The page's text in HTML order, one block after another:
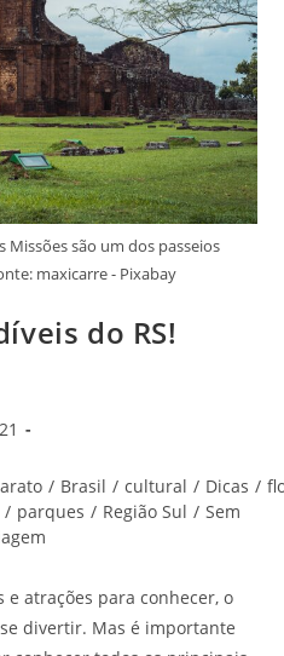
Missões são um dos passeios
maxicarre - Pixabay
do RS!
/ Brasil / cultural / Dicas /
/ parques / Região Sul / Sem
atrações para conhecer, o
divertir. Mas é importante